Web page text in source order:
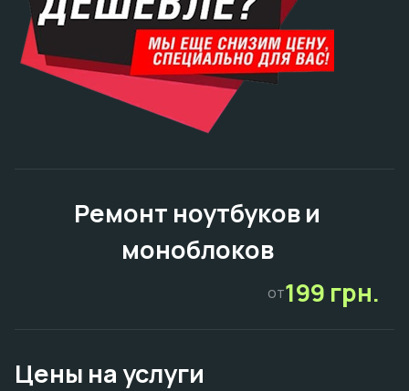
Ремонт ноутбуков и
моноблоков
от199 грн.
Цены на услуги